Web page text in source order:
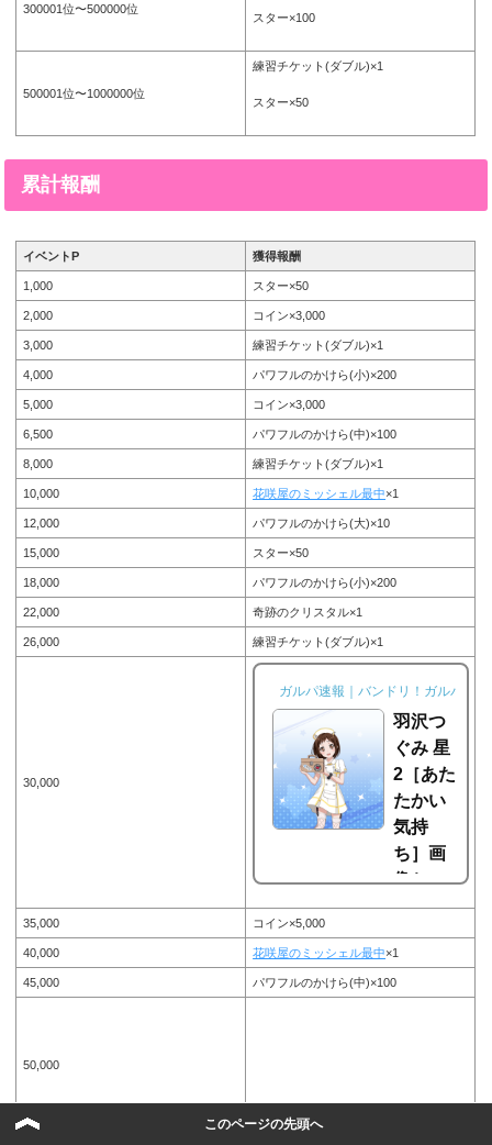
300001位〜500000位
スター×100
500001位〜1000000位
練習チケット(ダブル)×1
スター×50
累計報酬
イベントP 獲得報酬
1,000 スター×50
2,000 コイン×3,000
3,000 練習チケット(ダブル)×1
4,000 パワフルのかけら(小)×200
5,000 コイン×3,000
6,500 パワフルのかけら(中)×100
8,000 練習チケット(ダブル)×1
10,000 花咲屋のミッシェル最中×1
12,000 パワフルのかけら(大)×10
15,000 スター×50
18,000 パワフルのかけら(小)×200
22,000 奇跡のクリスタル×1
26,000 練習チケット(ダブル)×1
30,000
ガルパ速報｜バンドリ！ガルパ攻
羽沢つ
ぐみ 星
2［あた
たかい
気持
ち］画
像とス
キルと
ピソー
ド【バ
ち］画像とスキルと特訓エピソー
ド。ガルパこと、BanG Dream!
35,000 コイン×5,000
40,000 花咲屋のミッシェル最中×1
45,000 パワフルのかけら(中)×100
50,000
このページの先頭へ